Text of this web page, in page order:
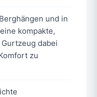
und in
kompakte,
dabei
zu